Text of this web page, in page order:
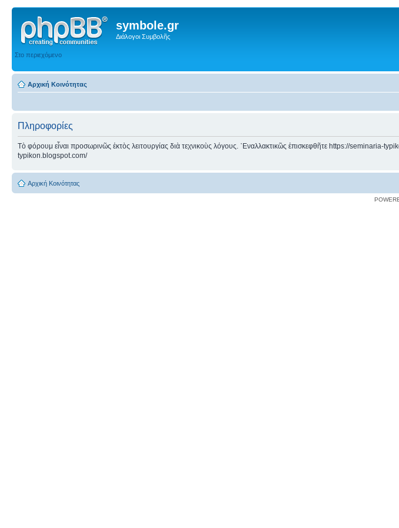
symbole.gr
Διάλογοι Συμβολῆς
Στο περιεχόμενο
Αρχική Κοινότητας
Πληροφορίες
Τὸ φόρουμ εἶναι προσωρινῶς ἐκτὸς λειτουργίας διὰ τεχνικοὺς λόγους. ᾿Εναλλακτικῶς ἐπισκεφθῆτε https://
typikon.blogspot.com/
Αρχική Κοινότητας